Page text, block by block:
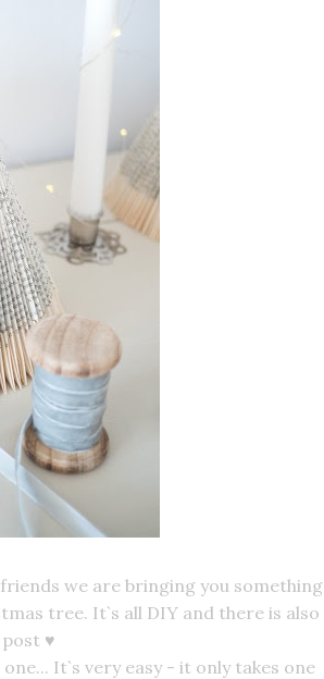
we are bringing you something
tree. It`s all DIY and there is also
♥
It`s very easy - it only takes one